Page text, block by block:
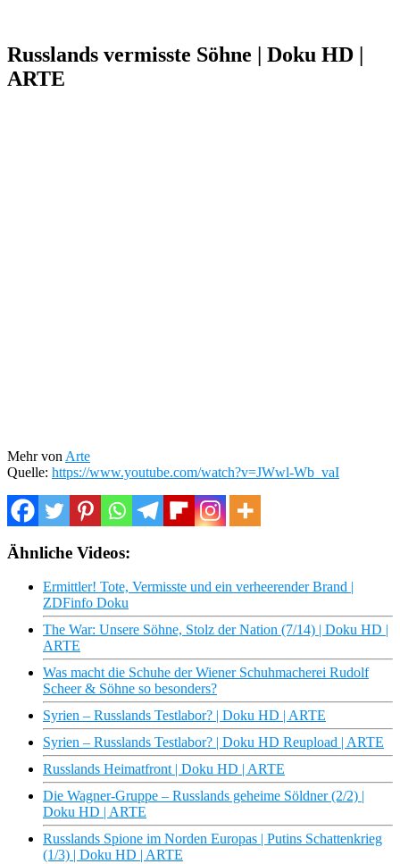
Russlands vermisste Söhne | Doku HD |
ARTE
Mehr von Arte
Quelle: https://www.youtube.com/watch?v=JWwl-Wb_vaI
Ähnliche Videos:
Ermittler! Tote, Vermisste und ein verheerender Brand |
ZDFinfo Doku
The War: Unsere Söhne, Stolz der Nation (7/14) | Doku HD |
ARTE
Was macht die Schuhe der Wiener Schuhmacherei Rudolf
Scheer & Söhne so besonders?
Syrien – Russlands Testlabor? | Doku HD | ARTE
Syrien – Russlands Testlabor? | Doku HD Reupload | ARTE
Russlands Heimatfront | Doku HD | ARTE
Die Wagner-Gruppe – Russlands geheime Söldner (2/2) |
Doku HD | ARTE
Russlands Spione im Norden Europas | Putins Schattenkrieg
(1/3) | Doku HD | ARTE